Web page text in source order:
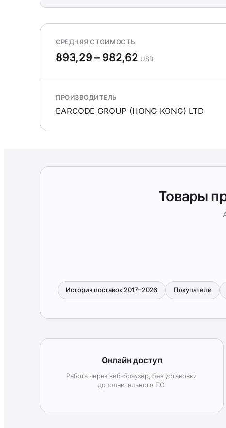
СРЕДНЯЯ СТОИМОСТЬ
893,29 – 982,62 USD
ПРОИЗВОДИТЕЛЬ
BARCODE GROUP (HONG KONG) LTD
Товары
История поставок 2017–2026 Покупатели
Онлайн доступ
Работа через веб-браузер, без установки
дополнительного ПО.